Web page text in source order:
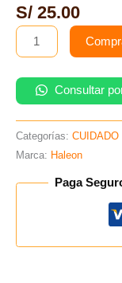
S/ 25.00
200ml
cantidad
Consultar
Categorías: CUIDADO
Marca: Haleon
Paga